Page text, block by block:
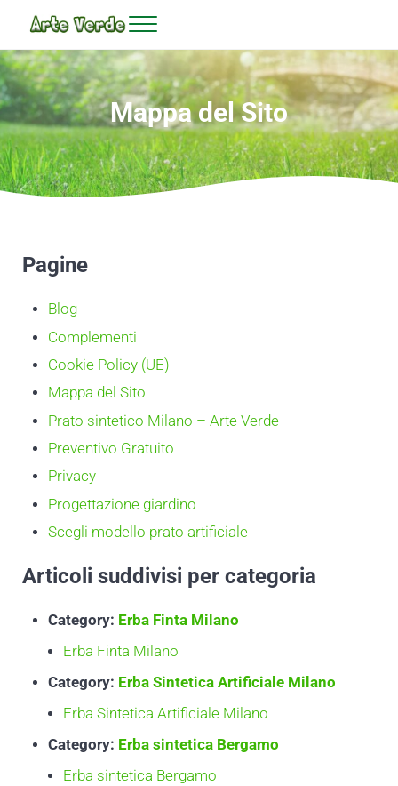
Prato sintetico Milano - Arte Verde
Menu
Mappa del Sito
Pagine
Blog
Complementi
Cookie Policy (UE)
Mappa del Sito
Prato sintetico Milano – Arte Verde
Preventivo Gratuito
Privacy
Progettazione giardino
Scegli modello prato artificiale
Articoli suddivisi per categoria
Category: Erba Finta Milano
Erba Finta Milano
Category: Erba Sintetica Artificiale Milano
Erba Sintetica Artificiale Milano
Category: Erba sintetica Bergamo
Erba sintetica Bergamo